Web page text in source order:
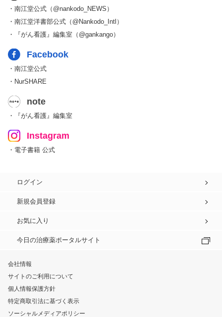
・南江堂公式（@nankodo_NEWS）
・南江堂洋書部公式（@Nankodo_Intl）
・『がん看護』編集室（@gankango）
Facebook
・南江堂公式
・NurSHARE
note
・『がん看護』編集室
Instagram
・電子書籍 公式
ログイン
新規会員登録
お気に入り
今日の治療薬ポータルサイト
会社情報
サイトのご利用について
個人情報保護方針
特定商取引法に基づく表示
ソーシャルメディアポリシー